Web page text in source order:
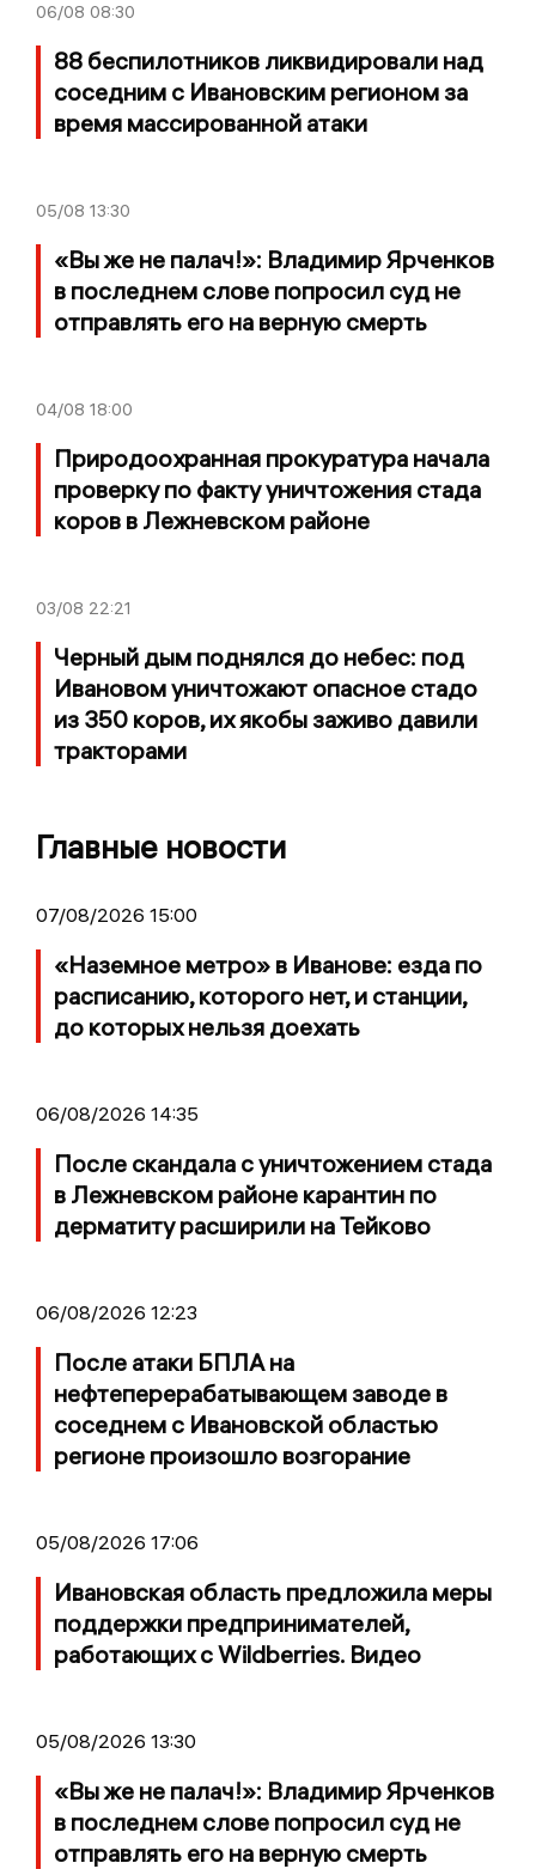
06/08 08:30
88 беспилотников ликвидировали над
соседним с Ивановским регионом за
время массированной атаки
05/08 13:30
«Вы же не палач!»: Владимир Ярченков
в последнем слове попросил суд не
отправлять его на верную смерть
04/08 18:00
Природоохранная прокуратура начала
проверку по факту уничтожения стада
коров в Лежневском районе
03/08 22:21
Черный дым поднялся до небес: под
Ивановом уничтожают опасное стадо
из 350 коров, их якобы заживо давили
тракторами
Главные новости
07/08/2026 15:00
«Наземное метро» в Иванове: езда по
расписанию, которого нет, и станции,
до которых нельзя доехать
06/08/2026 14:35
После скандала с уничтожением стада
в Лежневском районе карантин по
дерматиту расширили на Тейково
06/08/2026 12:23
После атаки БПЛА на
нефтеперерабатывающем заводе в
соседнем с Ивановской областью
регионе произошло возгорание
05/08/2026 17:06
Ивановская область предложила меры
поддержки предпринимателей,
работающих с Wildberries. Видео
05/08/2026 13:30
«Вы же не палач!»: Владимир Ярченков
в последнем слове попросил суд не
отправлять его на верную смерть